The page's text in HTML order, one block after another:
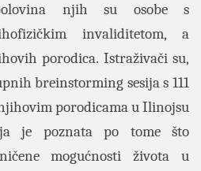
njih su osobe s
invaliditetom, a
porodica. Istraživači su,
breinstorming sesija s 111
porodicama u Ilinojsu
je poznata po tome što
mogućnosti života u